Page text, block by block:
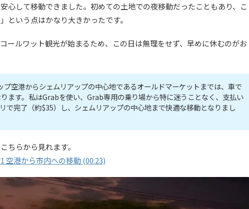
心して移動できました。初めての土地での夜移動だったこともあり、こ
という点はかなり大きかったです。
ールワット観光が始まるため、この日は無理をせず、早めに休むのがお
プ空港からシェムリアップの中心地であるオールドマーケットまでは、車で
ます。私はGrabを使い、Grab専用の乗り場から特に迷うことなく、支払い
で完了（約$35）し、シェムリアップの中心地まで快適な移動となりまし
ちらから見れます。
空港から市内への移動 (00:23)